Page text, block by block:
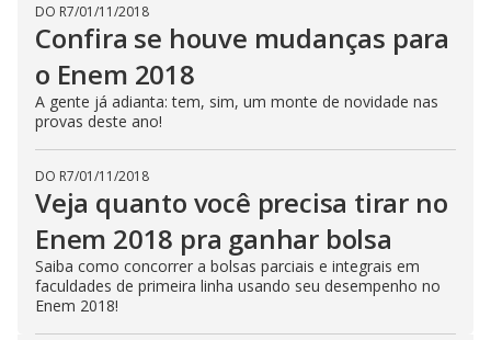
DO R7/01/11/2018
Confira se houve mudanças para
o Enem 2018
A gente já adianta: tem, sim, um monte de novidade nas
provas deste ano!
DO R7/01/11/2018
Veja quanto você precisa tirar no
Enem 2018 pra ganhar bolsa
Saiba como concorrer a bolsas parciais e integrais em
faculdades de primeira linha usando seu desempenho no
Enem 2018!